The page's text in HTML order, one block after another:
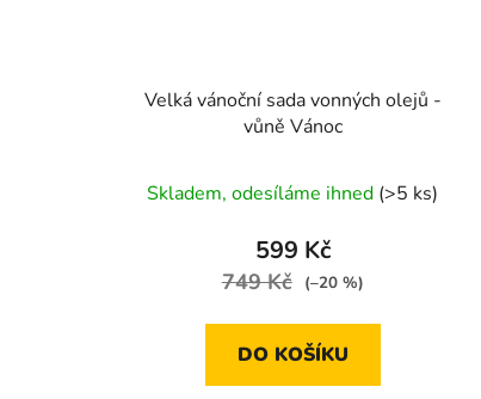
Velká vánoční sada vonných olejů -
vůně Vánoc
hodnocení
produktu
je
5
Skladem, odesíláme ihned (>5 ks)
599 Kč
749 Kč (–20 %)
DO KOŠÍKU